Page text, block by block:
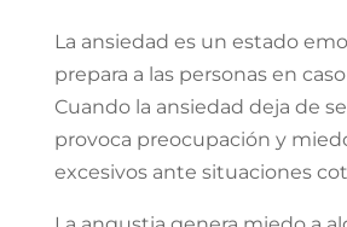
La ansiedad es un estado
prepara a las personas en
Cuando la ansiedad deja de
provoca preocupación y
excesivos ante situaciones